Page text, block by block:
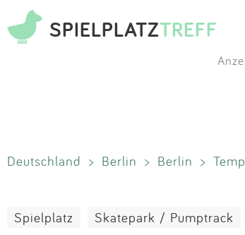
SPIELPLATZTREFF
Deutschland > Berlin > Berlin >
Spielplatz Skatepark / Pumptrack